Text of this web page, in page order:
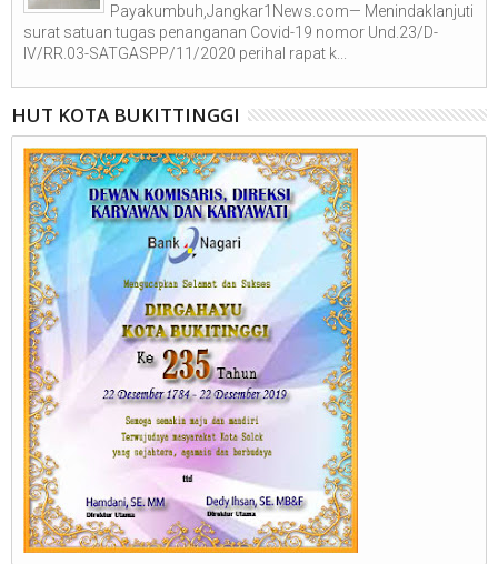
Payakumbuh,Jangkar1News.com— Menindaklanjuti
surat satuan tugas penanganan Covid-19 nomor Und.23/D-
IV/RR.03-SATGASPP/11/2020 perihal rapat k...
HUT KOTA BUKITTINGGI